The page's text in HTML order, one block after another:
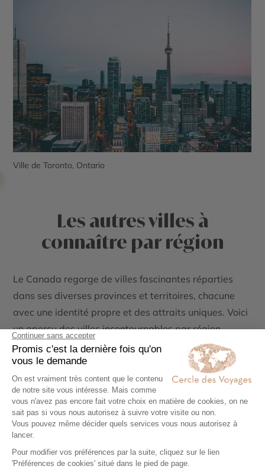
Ville de Toronto, Ontario
Les autres villes à
connaître par région
Le Canada regorge de villes fascinantes réparties
dans ses diverses provinces et territoires, chacune
avec une identité propre et des attraits uniques. Voici
un aperçu des villes incontournables par région.
Villes de l’Alberta
L’Alberta est une province située dans l’ouest du
Canada, célèbre pour ses paysages variés qui vont
des montagnes majestueuses aux vastes prairies. Les
villes de cette province reflètent cette diversité
naturelle, tout en offrant une culture riche et des
activités pour tous les goûts.